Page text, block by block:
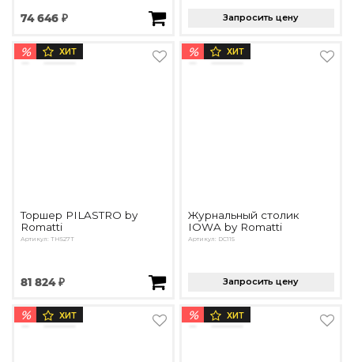
74 646 ₽ Запросить цену
% ХИТ
Торшер PILASTRO by
Romatti
Артикул: TH527T
81 824 ₽
% ХИТ
Журнальный столик
IOWA by Romatti
Артикул: DC115
Запросить цену
% ХИТ % ХИТ